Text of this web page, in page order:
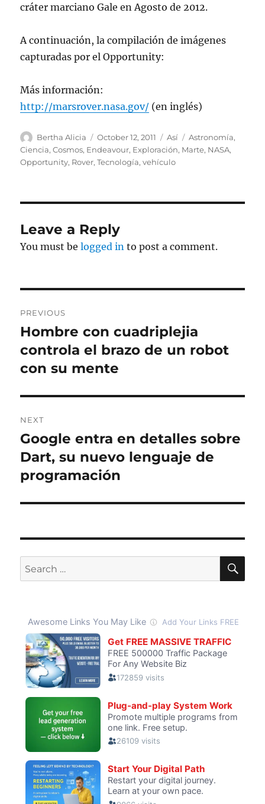
cráter marciano Gale en Agosto de 2012.
A continuación, la compilación de imágenes
capturadas por el Opportunity:
Más información:
http://marsrover.nasa.gov/ (en inglés)
Author
Bertha Alicia
Posted
on
October 12, 2011 Categories
Así Tags
Astronomía,
Ciencia,Cosmos, Endeavour, Exploración, Marte, NASA,
Opportunity, Rover,Tecnología,vehículo
Leave a Reply
You must belogged in to post a comment.
navigation
PREVIOUS
Previous
post:
Hombre con cuadriplejia
controla el brazo de un robot
con su mente
NEXT
Next
post:
Google entra en detalles sobre
Dart, su nuevo lenguaje de
programación
Search
for: